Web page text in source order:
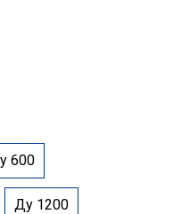
600
Ду 1200